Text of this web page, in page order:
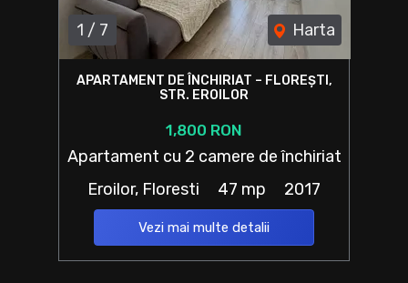
1 / 7 Harta
APARTAMENT DE ÎNCHIRIAT – FLOREȘTI,
STR. EROILOR
1,800 RON
Apartament cu 2 camere de închiriat
Eroilor, Floresti
47 mp 2017
Vezi mai multe detalii